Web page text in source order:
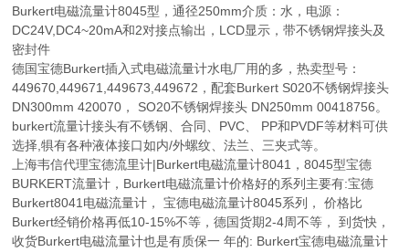
Burkert电磁流量计8045型，通径250mm介质：水，电源：
DC24V,DC4~20mA和2对接点输出，LCD显示，带不锈钢焊接头及
密封件
德国宝德Burkert插入式电磁流量计水电厂用的多，热卖型号：
449670,449671,449673,449672，配套Burkert S020不锈钢焊接头
DN300mm 420070， SO20不锈钢焊接头 DN250mm 00418756。
burkert流量计接头有不锈钢、合同、PVC、 PP和PVDF等材料可供
选择,犋有各种液体接口如内/外螺纹、法兰、三夹式等。
上海韦信代理宝德流里计|Burkert电磁流量计8041，8045型宝德
BURKERT流量计，Burkert电磁流量计价格好的系列主要有:宝德
Burkert8041电磁流量计， 宝德电磁流量计8045系列， 价格比
Burkert经销价格再低10-15%不等，德国货期2-4周不等， 到货快，
收货Burkert电磁流量计也是有质保一 年的: Burkert宝德电磁流量计